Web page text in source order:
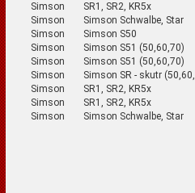
Simson
SR1, SR2, KR5x
Simson
Simson Schwalbe, Star
Simson
Simson S50
Simson
Simson S51 (50,60,70)
Simson
Simson S51 (50,60,70)
Simson
Simson SR - skutr
Simson
SR1, SR2, KR5x
Simson
SR1, SR2, KR5x
Simson
Simson Schwalbe, Star